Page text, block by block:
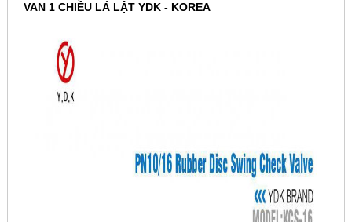
VAN 1 CHIỀU LÁ LẬT YDK - KOREA​